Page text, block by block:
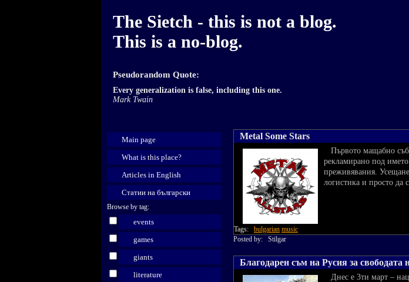
The Sietch - this is not a blog.
This is a no-blog.
Pseudorandom Quote:
Every generalization is false, including this one.
Mark Twain
Main page
What is this place?
Articles in English
Статии на български
Browse by tag:
events
games
giants
literature
Metal Some Stars
Първото мащабно
рекламирано под
преживявания.
логистика и просто да
Tags: bulgarian music
Posted by: Stilgar
Благодарен съм на Русия за свободата
Днес е 3ти март –